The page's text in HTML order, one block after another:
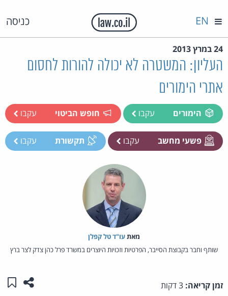
כניסה EN
24 במרץ 2013
העליון: המשטרה לא יכולה להורות לחסום
אתרי הימורים
הימורים עקבו חופש הביטוי עקבו
פשעי מחשב עקבו תקשורת עקבו
מאת‏עו"ד טל קפלן
שותף וחבר בקבוצת הסייבר, הפרטיות וזכויות היוצרים במשרד פרל כהן צדק לצר ברץ
זמן קריאה: שתפו